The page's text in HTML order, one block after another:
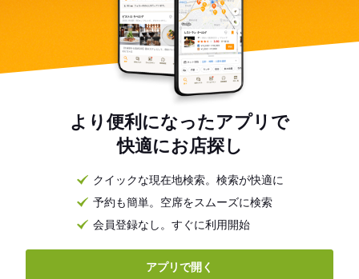
より便利になったアプリで
快適にお店探し
クイックな現在地検索。検索が快適に
予約も簡単。空席をスムーズに検索
会員登録なし。すぐに利用開始
アプリで開く